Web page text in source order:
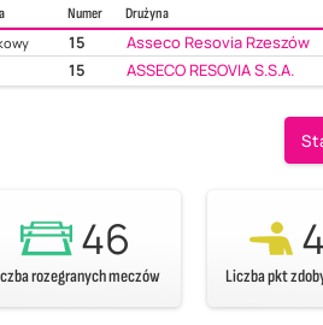
Numer
Drużyna
15 Asseco Resovia Rzeszów
15 ASSECO RESOVIA S.S.A.
46
rozegranych meczów Liczba pkt